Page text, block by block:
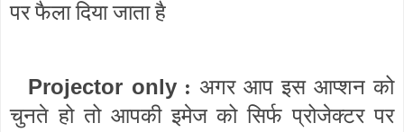
पर फैला दिया जाता है
Projector only: अगर आप इस आप्शन को
चुनते हो तो आपकी इमेज को सिर्फ प्रोजेक्टर पर